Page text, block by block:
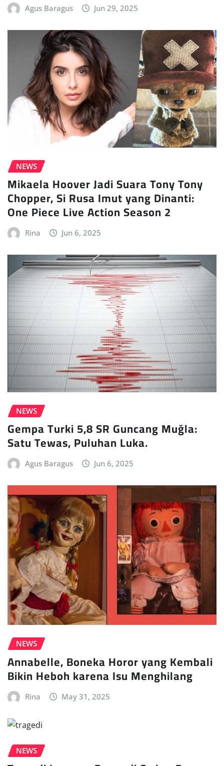
Agus Baragus Jun 29, 2025
NEWS
Mikaela Hoover Jadi Suara Tony Tony
Chopper, Si Rusa Imut yang Dinanti:
One Piece Live Action Season 2
Rina Jun 6, 2025
NEWS
Gempa Turki 5,8 SR Guncang Muğla:
Satu Tewas, Puluhan Luka.
Agus Baragus Jun 6, 2025
NEWS
Annabelle, Boneka Horor yang Kembali
Bikin Heboh karena Isu Menghilang
Rina May 31, 2025
NEWS